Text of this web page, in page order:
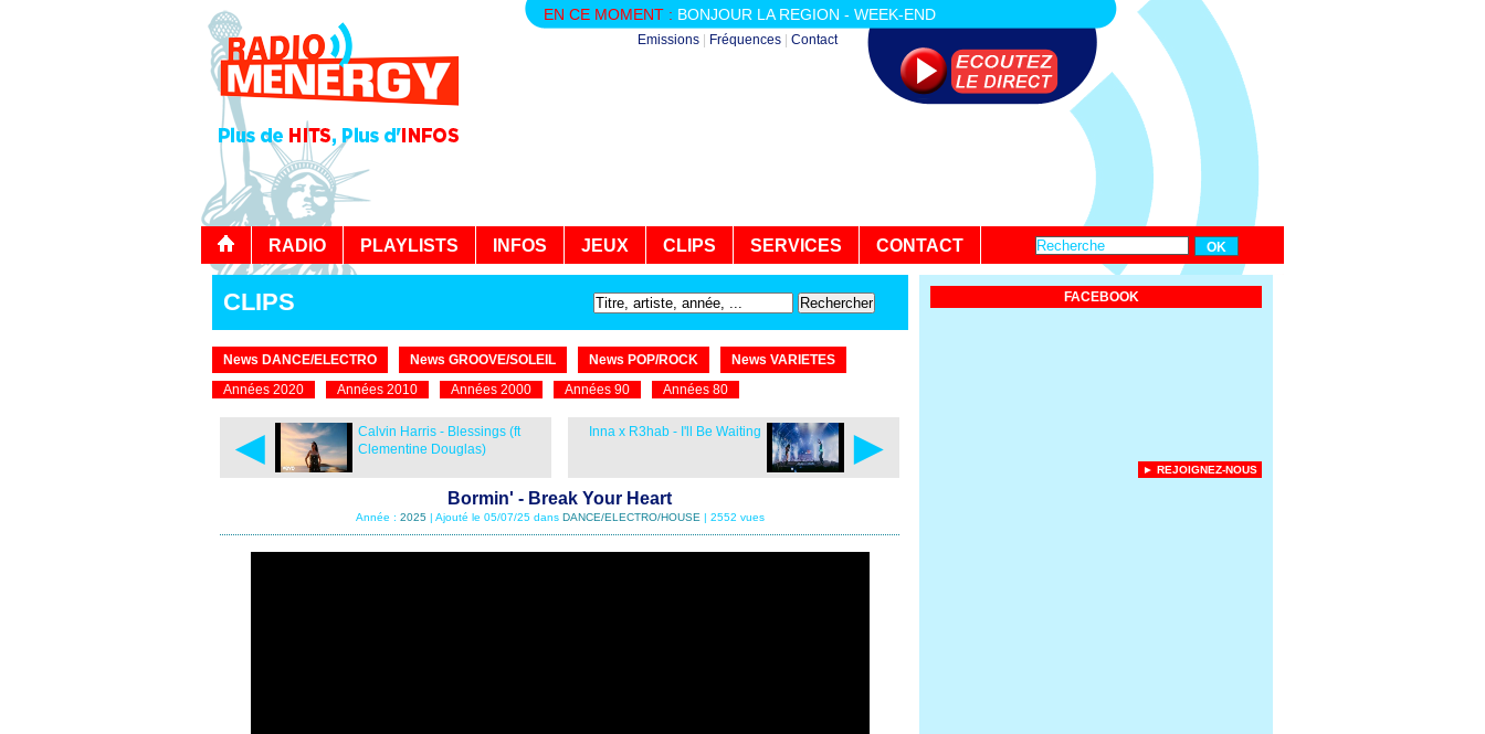
EN CE MOMENT : BONJOUR LA REGION - WEEK-END
Emissions Fréquences Contact
RADIO PLAYLISTS INFOS JEUX CLIPS SERVICES CONTACT
CLIPS
News DANCE/ELECTRO News GROOVE/SOLEIL News POP/ROCK
News VARIETES
Années 2020
Années 2010 Années 2000 Années 90 Années 80
◄
Calvin Harris - Blessings (ft
Clementine Douglas)
►
Inna x R3hab - I'll Be Waiting
Bormin' - Break Your Heart
Année : 2025| Ajouté le 05/07/25 dans DANCE/ELECTRO/HOUSE | 2552 vues
FACEBOOK
► REJOIGNEZ-NOUS